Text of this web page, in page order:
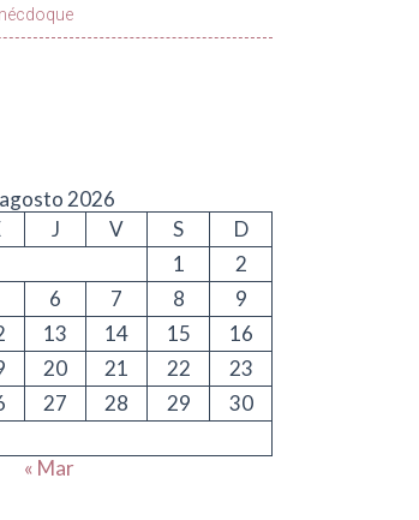
agosto 2026
J V S
D
1
2
6 7 8
9
13 14 15
16
20 21 22
23
27 28 29
30
« Mar